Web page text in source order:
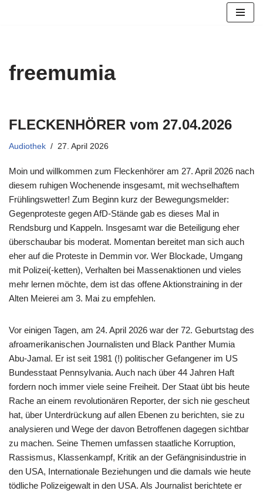
freemumia
FLECKENHÖRER vom 27.04.2026
Audiothek 27. April 2026
Moin und willkommen zum Fleckenhörer am 27. April 2026 nach
diesem ruhigen Wochenende insgesamt, mit wechselhaftem
Frühlingswetter! Zum Beginn kurz der Bewegungsmelder:
Gegenproteste gegen AfD-Stände gab es dieses Mal in
Rendsburg und Kappeln. Insgesamt war die Beteiligung eher
überschaubar bis moderat. Momentan bereitet man sich auch
eher auf die Proteste in Demmin vor. Wer Blockade, Umgang
mit Polizei(-ketten), Verhalten bei Massenaktionen und vieles
mehr lernen möchte, dem ist das offene Aktionstraining in der
Alten Meierei am 3. Mai zu empfehlen.
Vor einigen Tagen, am 24. April 2026 war der 72. Geburtstag des
afroamerikanischen Journalisten und Black Panther Mumia
Abu-Jamal. Er ist seit 1981 (!) politischer Gefangener im US
Bundesstaat Pennsylvania. Auch nach über 44 Jahren Haft
fordern noch immer viele seine Freiheit. Der Staat übt bis heute
Rache an einem revolutionären Reporter, der sich nie gescheut
hat, über Unterdrückung auf allen Ebenen zu berichten, sie zu
analysieren und Wege der davon Betroffenen dagegen sichtbar
zu machen. Seine Themen umfassen staatliche Korruption,
Rassismus, Klassenkampf, Kritik an der Gefängnisindustrie in
den USA, Internationale Beziehungen und die damals wie heute
tödliche Polizeigewalt in den USA. Als Journalist berichtete er